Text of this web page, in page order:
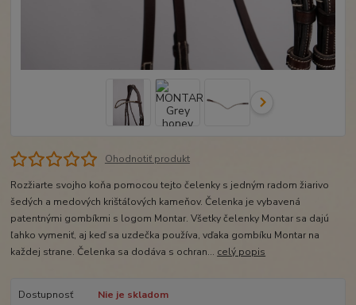
Ohodnotiť produkt
Rozžiarte svojho koňa pomocou tejto čelenky s jedným radom žiarivo
šedých a medových krištáľových kameňov. Čelenka je vybavená
patentnými gombíkmi s logom Montar. Všetky čelenky Montar sa dajú
ľahko vymeniť, aj keď sa uzdečka používa, vďaka gombíku Montar na
každej strane. Čelenka sa dodáva s ochran... celý popis
Dostupnosť
Nie je skladom